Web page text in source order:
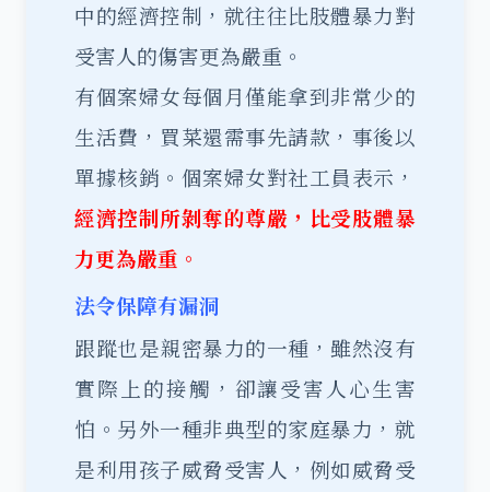
中的經濟控制，就往往比肢體暴力對
受害人的傷害更為嚴重。
有個案婦女每個月僅能拿到非常少的
生活費，買菜還需事先請款，事後以
單據核銷。個案婦女對社工員表示，
經濟控制所剝奪的尊嚴，比受肢體暴
力更為嚴重。
法令保障有漏洞
跟蹤也是親密暴力的一種，雖然沒有
實際上的接觸，卻讓受害人心生害
怕。另外一種非典型的家庭暴力，就
是利用孩子威脅受害人，例如威脅受